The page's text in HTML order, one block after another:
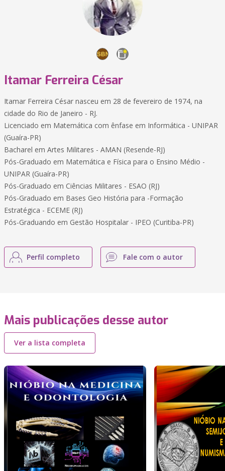
Itamar Ferreira César
Itamar Ferreira César nasceu em 28 de fevereiro de 1974, na
cidade do Rio de Janeiro - RJ.
Licenciado em Matemática com ênfase em Informática - UNIPAR
(Guaíra-PR)
Bacharel em Artes Militares - AMAN (Resende-RJ)
Pós-Graduado em Matemática e Física para o Ensino Médio -
UNIPAR (Guaíra-PR)
Pós-Graduado em Ciências Militares - ESAO (RJ)
Pós-Graduado em Bases Geo História para -Formação
Estratégica - ECEME (RJ)
Pós-Graduando em Gestão Hospitalar - IPEO (Curitiba-PR)
Perfil completo Fale com o autor
Mais publicações desse autor
Ver a lista completa